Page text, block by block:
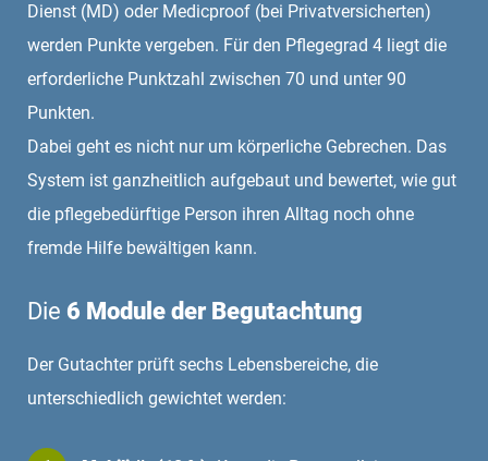
Dienst (MD) oder Medicproof (bei Privatversicherten)
werden Punkte vergeben. Für den Pflegegrad 4 liegt die
erforderliche Punktzahl zwischen 70 und unter 90
Punkten.
Dabei geht es nicht nur um körperliche Gebrechen. Das
System ist ganzheitlich aufgebaut und bewertet, wie gut
die pflegebedürftige Person ihren Alltag noch ohne
fremde Hilfe bewältigen kann.
Die 6 Module der Begutachtung
Der Gutachter prüft sechs Lebensbereiche, die
unterschiedlich gewichtet werden: